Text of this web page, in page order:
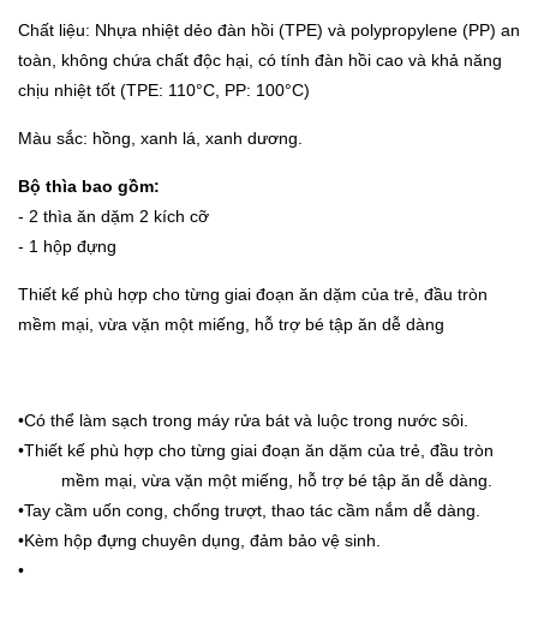
Chất liệu: Nhựa nhiệt dẻo đàn hồi (TPE) và polypropylene (PP) an
toàn, không chứa chất độc hại, có tính đàn hồi cao và khả năng
chịu nhiệt tốt (TPE: 110°C, PP: 100°C)
Màu sắc: hồng, xanh lá, xanh dương.
Bộ thìa bao gồm:
- 2 thìa ăn dặm 2 kích cỡ
- 1 hộp đựng
Thiết kế phù hợp cho từng giai đoạn ăn dặm của trẻ, đầu tròn
mềm mại, vừa vặn một miếng, hỗ trợ bé tập ăn dễ dàng
•Có thể làm sạch trong máy rửa bát và luộc trong nước sôi.
•Thiết kế phù hợp cho từng giai đoạn ăn dặm của trẻ, đầu tròn
mềm mại, vừa vặn một miếng, hỗ trợ bé tập ăn dễ dàng.
•Tay cầm uốn cong, chống trượt, thao tác cầm nắm dễ dàng.
•Kèm hộp đựng chuyên dụng, đảm bảo vệ sinh.
•